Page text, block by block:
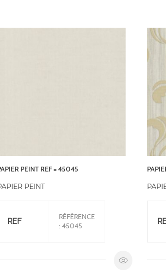
PEINT REF = 45045
PEINT
REF
RÉFÉRENCE
: 45045